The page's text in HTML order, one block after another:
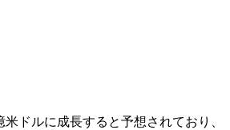
ドルに成長すると予想されており、